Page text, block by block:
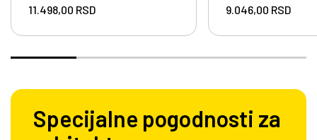
11.498,00 RSD 9.046,00 RSD
Specijalne pogodnosti za